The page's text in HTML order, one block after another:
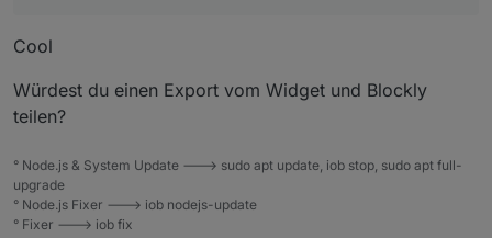
Cool
Würdest du einen Export vom Widget und Blockly
teilen?
° Node.js & System Update ---> sudo apt update, iob stop, sudo apt full-
upgrade
° Node.js Fixer ---> iob nodejs-update
° Fixer ---> iob fix